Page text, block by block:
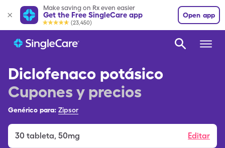
Make saving on Rx even easier
Get the Free SingleCare app
(23,450)
Open app
Diclofenaco potásico
Cupones y precios
Genérico para: Zipsor
30 tableta, 50mg Editar